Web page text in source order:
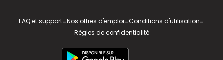
FAQ et support-Nos offres d'emploi-Conditions d'utilisation-
Règles de confidentialité